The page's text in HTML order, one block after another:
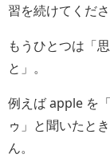
習を続けてくださ
もうひとつは「
と」。
例えば apple を
ゥ」と聞いたと
ん。